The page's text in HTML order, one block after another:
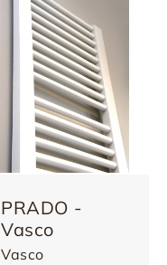
PRADO -
Vasco
Vasco